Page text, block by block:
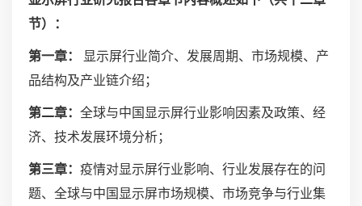
节）：
第一章：
显示屏行业简介、发展周期、市场规模、产
品结构及产业链介绍；
第二章： 全球与中国显示屏行业影响因素及政策、经
济、技术发展环境分析；
第三章： 疫情对显示屏行业影响、行业发展存在的问
题、全球与中国显示屏市场规模、市场竞争与行业集